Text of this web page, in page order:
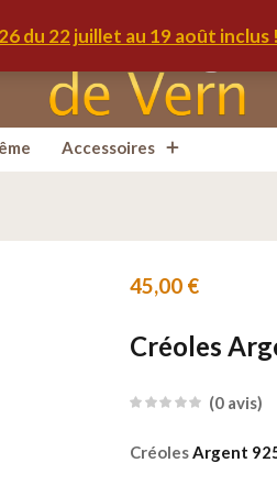
du 22 juillet au 19 août inclus !
Accessoires
45,00 €
Créoles
0 avis
CréolesArgent